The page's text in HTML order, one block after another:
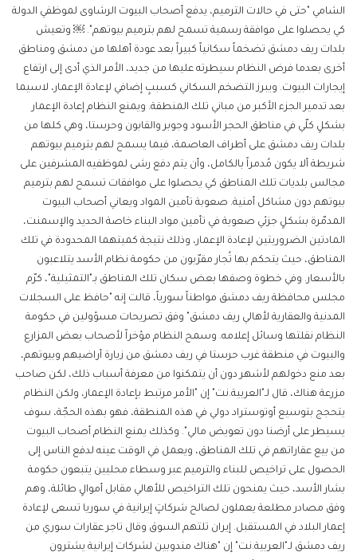
الشامي "حتى في حالات الترميم، يدفع أصحاب البيوت الرشاوى لموظفي الدولة
كي يحصلوا على موافقة رسمية تسمح لهم بترميم بيوتهم". ￼ وتعيش
بلدات ريف دمشق تضخماً سكانياً كبيراً بعد عودة أهلها من دمشق ومناطق
أخرى بعدما فرض النظام سيطرته عليها من جديد، الأمر الذي أدى إلى ارتفاع
إيجارات البيوت. ويبرز التضخم السكاني كسببٍ إضافي لإعادة الإعمار، لاسيما
بعد تدمير الجزء الأكبر من مباني تلك المنطقة. ويمنع النظام إعادة الإعمار
بشكلٍ كلّي في مناطق الحجر الأسود وجوبر والقابون وحرستا، وهي كلها من
بلدات ريف دمشق على أطراف العاصمة، فيما يسمح لهم بترميم بيوتهم
شريطة ألا يكون مُدمراً بالكامل، وأن يتم دفع رشى لموظفيه المشرفين على
مجالس بلديات تلك المناطق كي يحصلوا على موافقات تسمح لهم بترميم
بيوتهم دون مشاكل أمنية. صعوبة تأمين المواد ويعاني أصحاب البيوت
المدمّرة بشكلٍ جزئي صعوبة في تأمين مواد البناء خاصة الحديد والإسمنت،
المادتين الضروريتين لإعادة الإعمار، وذلك نتيجة كميتهما المحدودة في تلك
المناطق، حيث يتحكم بها تُجار مقرّبون من حكومة نظام الأسد يتلاعبون
بالأسعار. وفي خطوة وصفها بعض سكان تلك المناطق بـ"التمثيلية"، كرّم
مجلس محافظة ريف دمشق مواطناً سورياً، قالت إنه "حافظ على السجلات
المدنية والعقارية لأهالي ريف دمشق" وفق تصريحات مسؤولين في حكومة
النظام نقلتها وسائل إعلامه. وسمح النظام مؤخراً لأصحاب بعض المزارع
والبيوت في منطقة غرب حرستا في ريف دمشق من زيارة أراضيهم وبيوتهم،
بعد منع دخولهم لأشهر دون أن يتمكنوا من معرفة أسباب ذلك، لكن صاحب
مزرعة هناك، قال لـ"العربية.نت" إن "الأمر مرتبط بإعادة الإعمار، ولكن النظام
يتحجج بتوسيع أوتوستراد دولي في هذه المنطقة، فهو بهذه الحجّة، سوف
يسيطر على أرضنا دون تعويض مالي". وكذلك يمنع النظام أصحاب البيوت
من بيع عقاراتهم في تلك المناطق، ويعمل في الوقت عينه لدفع الناس إلى
الحصول على تراخيص للبناء والترميم عبر وسطاء محليين يتبعون حكومة
بشار الأسد، حيث يمنحون تلك التراخيص للأهالي مقابل أموالٍ طائلة، وهم
وفق مصادر مطلعة يعملون لصالح شركاتٍ إيرانية في سوريا تسعى لإعادة
إعمار البلاد في المستقبل. إيران تلتهم السوق وقال تاجر عقارات سوري من
ريف دمشق لـ"العربية.نت" إن "هناك مندوبين لشركات إيرانية يشترون